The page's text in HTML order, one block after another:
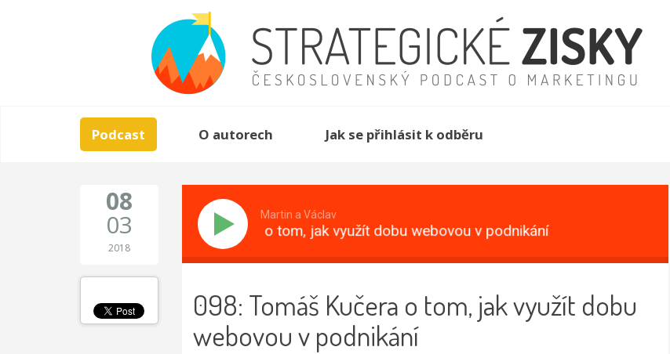
Podcast O autorech Jak se přihlásit k odběru
08
03
2018
Martin a Václav
Tomáš Kučera o tom, jak využít dobu webovou v podnikání Tomáš
098: Tomáš Kučera o tom, jak využít dobu
webovou v podnikání